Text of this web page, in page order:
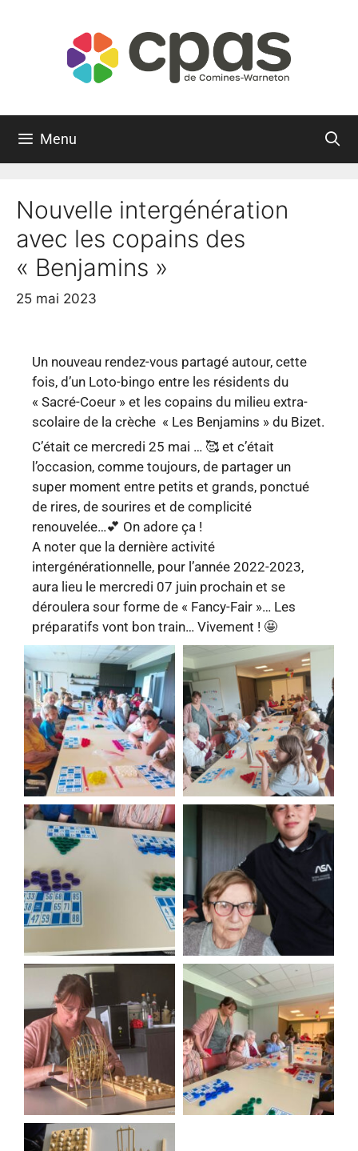
Menu
Nouvelle intergénération
avec les copains des
« Benjamins »
25 mai 2023
Un nouveau rendez-vous partagé autour, cette
fois, d’un Loto-bingo entre les résidents du
« Sacré-Coeur » et les copains du milieu extra-
scolaire de la crèche « Les Benjamins » du Bizet.
C’était ce mercredi 25 mai … 🥰 et c’était
l’occasion, comme toujours, de partager un
super moment entre petits et grands, ponctué
de rires, de sourires et de complicité
renouvelée…💕 On adore ça !
A noter que la dernière activité
intergénérationnelle, pour l’année 2022-2023,
aura lieu le mercredi 07 juin prochain et se
déroulera sour forme de « Fancy-Fair »… Les
préparatifs vont bon train… Vivement ! 🤩